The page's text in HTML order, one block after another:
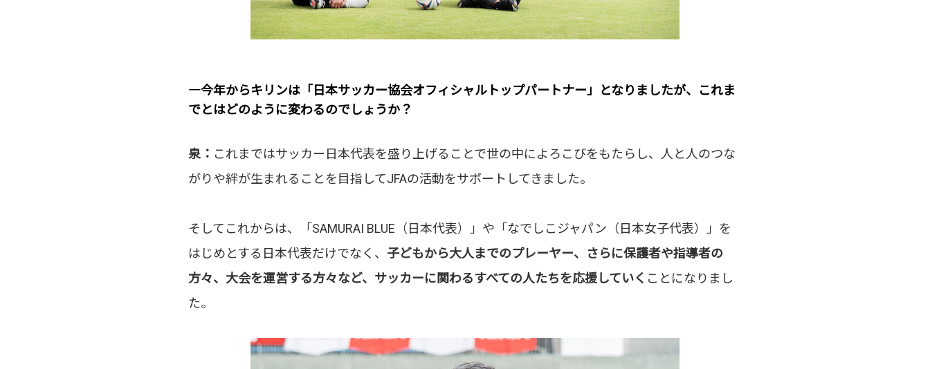
―今年からキリンは「日本サッカー協会オフィシャルトップパートナー」となりましたが、これま
でとはどのように変わるのでしょうか？
泉： これまではサッカー日本代表を盛り上げることで世の中によろこびをもたらし、人と人のつな
がりや絆が生まれることを目指してJFAの活動をサポートしてきました。
そしてこれからは、「SAMURAI BLUE（日本代表）」や「なでしこジャパン（日本女子代表）」を
はじめとする日本代表だけでなく、 子どもから大人までのプレーヤー、さらに保護者や指導者の
方々、大会を運営する方々など、サッカーに関わるすべての人たちを応援していく ことになりまし
た。